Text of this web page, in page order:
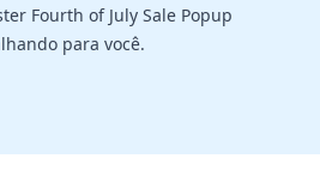
Fourth of July Sale Popup
para você.